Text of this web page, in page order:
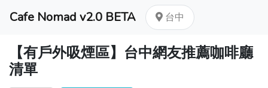
Cafe Nomad v2.0 BETA 台中
【有戶外吸煙區】台中網友推薦咖啡廳
清單